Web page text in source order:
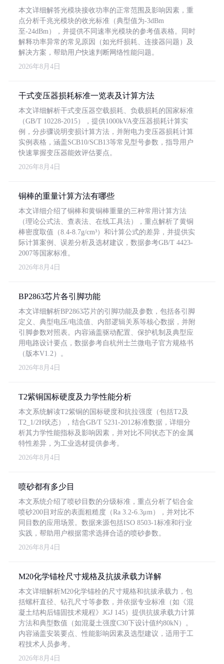
本文详细解答光模块接收功率的正常范围及影响因素，重
点分析千兆光模块的收光标准（典型值为-3dBm
至-24dBm），并提供不同速率光模块的参考值表格。同时
解释功率异常的常见原因（如光纤损耗、连接器问题）及
解决方案，帮助用户快速判断网络性能问题。
2026年8月4日
干式变压器损耗标准一览表及计算方法
本文详细解析干式变压器空载损耗、负载损耗的国家标准
（GB/T 10228-2015），提供1000kVA变压器损耗计算实
例，分步骤说明变损计算方法，并附电力变压器损耗计算
实例表格，涵盖SCB10/SCB13等常见型号参数，指导用户
快速掌握变压器能效评估要点。
2026年8月4日
铜棒的重量计算方法有哪些
本文详细介绍了铜棒和黄铜棒重量的三种常用计算方法
（理论公式法、查表法、在线工具法），重点解析了黄铜
棒密度取值（8.4-8.7g/cm³）和计算公式的差异，并提供实
际计算案例、误差分析及选材建议，数据参考GB/T 4423-
2007等国家标准。
2026年8月4日
BP2863芯片各引脚功能
本文详细解析BP2863芯片的引脚功能及参数，包括各引脚
定义、典型电压/电流值、内部逻辑关系等核心数据，并附
引脚参数对照表。内容涵盖驱动配置、保护机制及典型应
用电路设计要点，数据参考自杭州士兰微电子官方规格书
（版本V1.2）。
2026年8月4日
T2紫铜国标硬度及力学性能分析
本文系统解读T2紫铜的国标硬度和抗拉强度（包括T2及
T2_1/2H状态），结合GB/T 5231-2012标准数据，详细分
析其力学性能指标及影响因素，并对比不同状态下的金属
特性差异，为工业选材提供参考。
2026年8月4日
喷砂都有多少目
本文系统介绍了喷砂目数的分级标准，重点分析了铝合金
喷砂200目对应的表面粗糙度（Ra 3.2-6.3μm），并对比不
同目数的应用场景。数据来源包括ISO 8503-1标准和行业
实践，帮助用户根据需求选择合适的喷砂参数。
2026年8月4日
M20化学锚栓尺寸规格及抗拔承载力详解
本文详细解析M20化学锚栓的尺寸规格和抗拔承载力，包
括螺杆直径、钻孔尺寸等参数，并依据专业标准（如《混
凝土结构后锚固技术规程》JGJ 145）提供抗拔承载力计算
方法和典型数值（如混凝土强度C30下设计值约80kN）。
内容涵盖安装要点、性能影响因素及选型建议，适用于工
程技术人员参考。
2026年8月4日